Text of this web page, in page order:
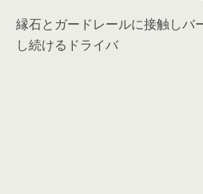
縁石とガードレールに接触しバ
し続けるドライバ